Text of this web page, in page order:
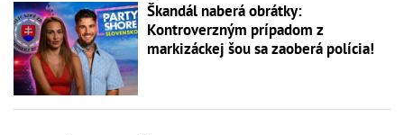
Škandál naberá obrátky:
Kontroverzným prípadom z
markizáckej šou sa zaoberá polícia!